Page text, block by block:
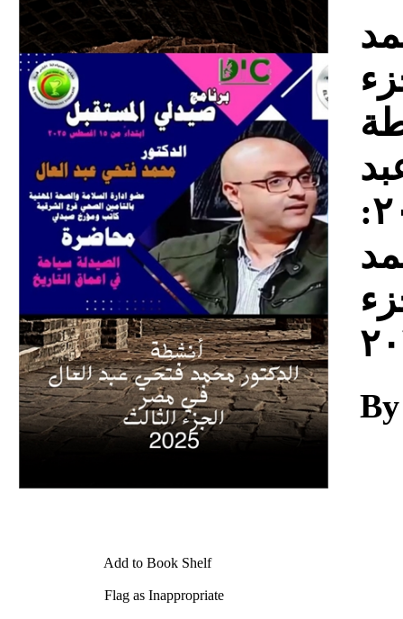
Download
Add to Book Shelf
Flag as Inappropriate
العال الجزء الثالث ٢٠٢٥: